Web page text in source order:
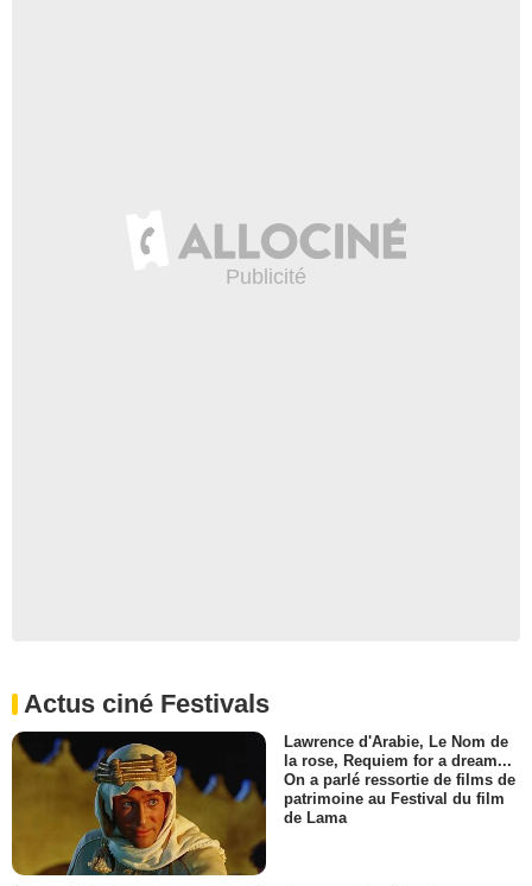
Actus ciné Festivals
Lawrence d'Arabie, Le Nom de
la rose, Requiem for a dream...
On a parlé ressortie de films de
patrimoine au Festival du film
de Lama